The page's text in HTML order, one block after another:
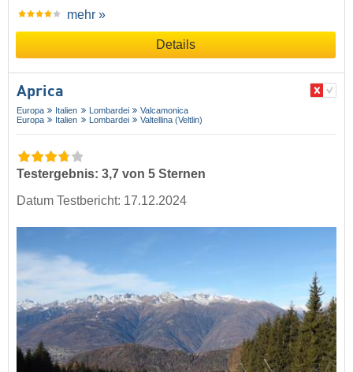
mehr »
Details
Aprica
Europa Italien Lombardei
Valcamonica
Europa
Italien Lombardei Valtellina (Veltlin)
Testergebnis: 3,7 von 5 Sternen
Datum Testbericht: 17.12.2024